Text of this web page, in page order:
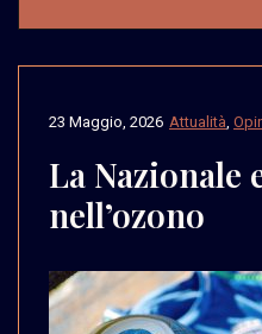
Attualità
23 Maggio, 2026
La Nazionale
nell’ozono